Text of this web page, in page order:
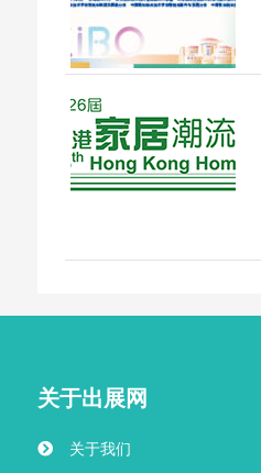
关于出展网
关于我们